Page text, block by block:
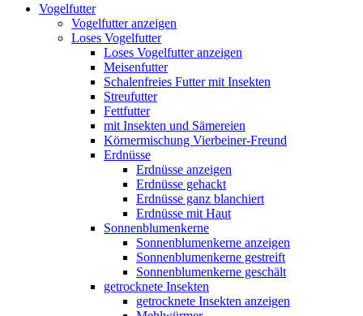
Vogelfutter
Vogelfutter anzeigen
Loses Vogelfutter
Loses Vogelfutter anzeigen
Meisenfutter
Schalenfreies Futter mit Insekten
Streufutter
Fettfutter
mit Insekten und Sämereien
Körnermischung Vierbeiner-Freund
Erdnüsse
Erdnüsse anzeigen
Erdnüsse gehackt
Erdnüsse ganz blanchiert
Erdnüsse mit Haut
Sonnenblumenkerne
Sonnenblumenkerne anzeigen
Sonnenblumenkerne gestreift
Sonnenblumenkerne geschält
getrocknete Insekten
getrocknete Insekten anzeigen